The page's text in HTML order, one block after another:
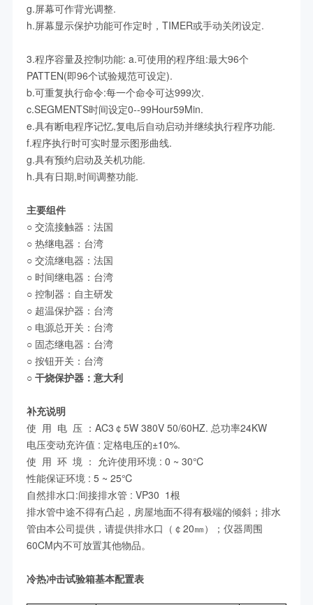
g.屏幕可作背光调整.
h.屏幕显示保护功能可作定时，TIMER或手动关闭设定.
3.程序容量及控制功能: a.可使用的程序组:最大96个
PATTEN(即96个试验规范可设定).
b.可重复执行命令:每一个命令可达999次.
c.SEGMENTS时间设定0--99Hour59Min.
e.具有断电程序记忆,复电后自动启动并继续执行程序功能.
f.程序执行时可实时显示图形曲线.
g.具有预约启动及关机功能.
h.具有日期,时间调整功能.
主要组件
○ 交流接触器：法国
○ 热继电器：台湾
○ 交流继电器：法国
○ 时间继电器：台湾
○ 控制器：自主研发
○ 超温保护器：台湾
○ 电源总开关：台湾
○ 固态继电器：台湾
○ 按钮开关：台湾
○ 干烧保护器：意大利
补充说明
使 用 电 压 ：AC3￠5W 380V 50/60HZ. 总功率24KW
电压变动充许值 : 定格电压的±10%.
使 用 环 境 ： 允许使用环境 : 0 ~ 30℃
性能保证环境 : 5 ~ 25℃
自然排水口:间接排水管 : VP30 1根
排水管中途不得有凸起，房屋地面不得有极端的倾斜；排水
管由本公司提供，请提供排水口（￠20㎜）；仪器周围
60CM内不可放置其他物品。
冷热冲击试验箱基本配置表